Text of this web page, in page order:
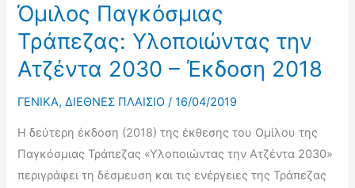
Γραμματέα
των
Ηνωμένων
Εθνών
την
Επίτευξη
των
Όμιλος Παγκόσμιας
Τράπεζας: Υλοποιώντας την
Ατζέντα 2030 – Έκδοση 2018
ΓΕΝΙΚΑ,ΔΙΕΘΝΕΣ ΠΛΑΙΣΙΟ /16/04/2019
Η δεύτερη έκδοση (2018) της έκθεσης του Ομίλου της
Παγκόσμιας Τράπεζας «Υλοποιώντας την Ατζέντα 2030»
περιγράφει τη δέσμευση και τις ενέργειες της Τράπεζας